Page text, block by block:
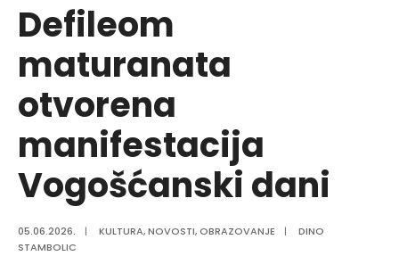
Defileom
maturanata
otvorena
manifestacija
Vogošćanski dani
05.06.2026. | KULTURA,NOVOSTI,OBRAZOVANJE |
DINO
STAMBOLIC